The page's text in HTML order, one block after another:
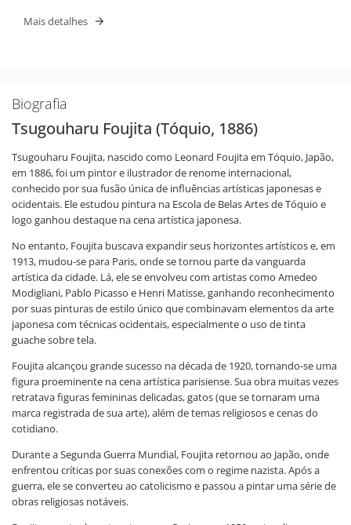
Mais detalhes
Biografia
Tsugouharu Foujita (Tóquio, 1886)
Tsugouharu Foujita, nascido como Leonard Foujita em Tóquio, Japão,
em 1886, foi um pintor e ilustrador de renome internacional,
conhecido por sua fusão única de influências artísticas japonesas e
ocidentais. Ele estudou pintura na Escola de Belas Artes de Tóquio e
logo ganhou destaque na cena artística japonesa.
No entanto, Foujita buscava expandir seus horizontes artísticos e, em
1913, mudou-se para Paris, onde se tornou parte da vanguarda
artística da cidade. Lá, ele se envolveu com artistas como Amedeo
Modigliani, Pablo Picasso e Henri Matisse, ganhando reconhecimento
por suas pinturas de estilo único que combinavam elementos da arte
japonesa com técnicas ocidentais, especialmente o uso de tinta
guache sobre tela.
Foujita alcançou grande sucesso na década de 1920, tornando-se uma
figura proeminente na cena artística parisiense. Sua obra muitas vezes
retratava figuras femininas delicadas, gatos (que se tornaram uma
marca registrada de sua arte), além de temas religiosos e cenas do
cotidiano.
Durante a Segunda Guerra Mundial, Foujita retornou ao Japão, onde
enfrentou críticas por suas conexões com o regime nazista. Após a
guerra, ele se converteu ao catolicismo e passou a pintar uma série de
obras religiosas notáveis.